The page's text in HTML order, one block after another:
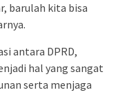
barulah kita bisa
antara DPRD,
hal yang sangat
serta menjaga